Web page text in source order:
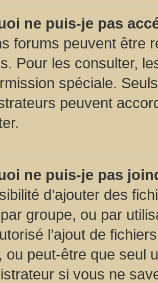
ne puis-je pas
forums peuvent être
Pour les consulter,
spéciale.
peuvent
ne puis-je pas
d’ajouter des
groupe, ou par
l’ajout de
ou peut-être que seul
si vous ne